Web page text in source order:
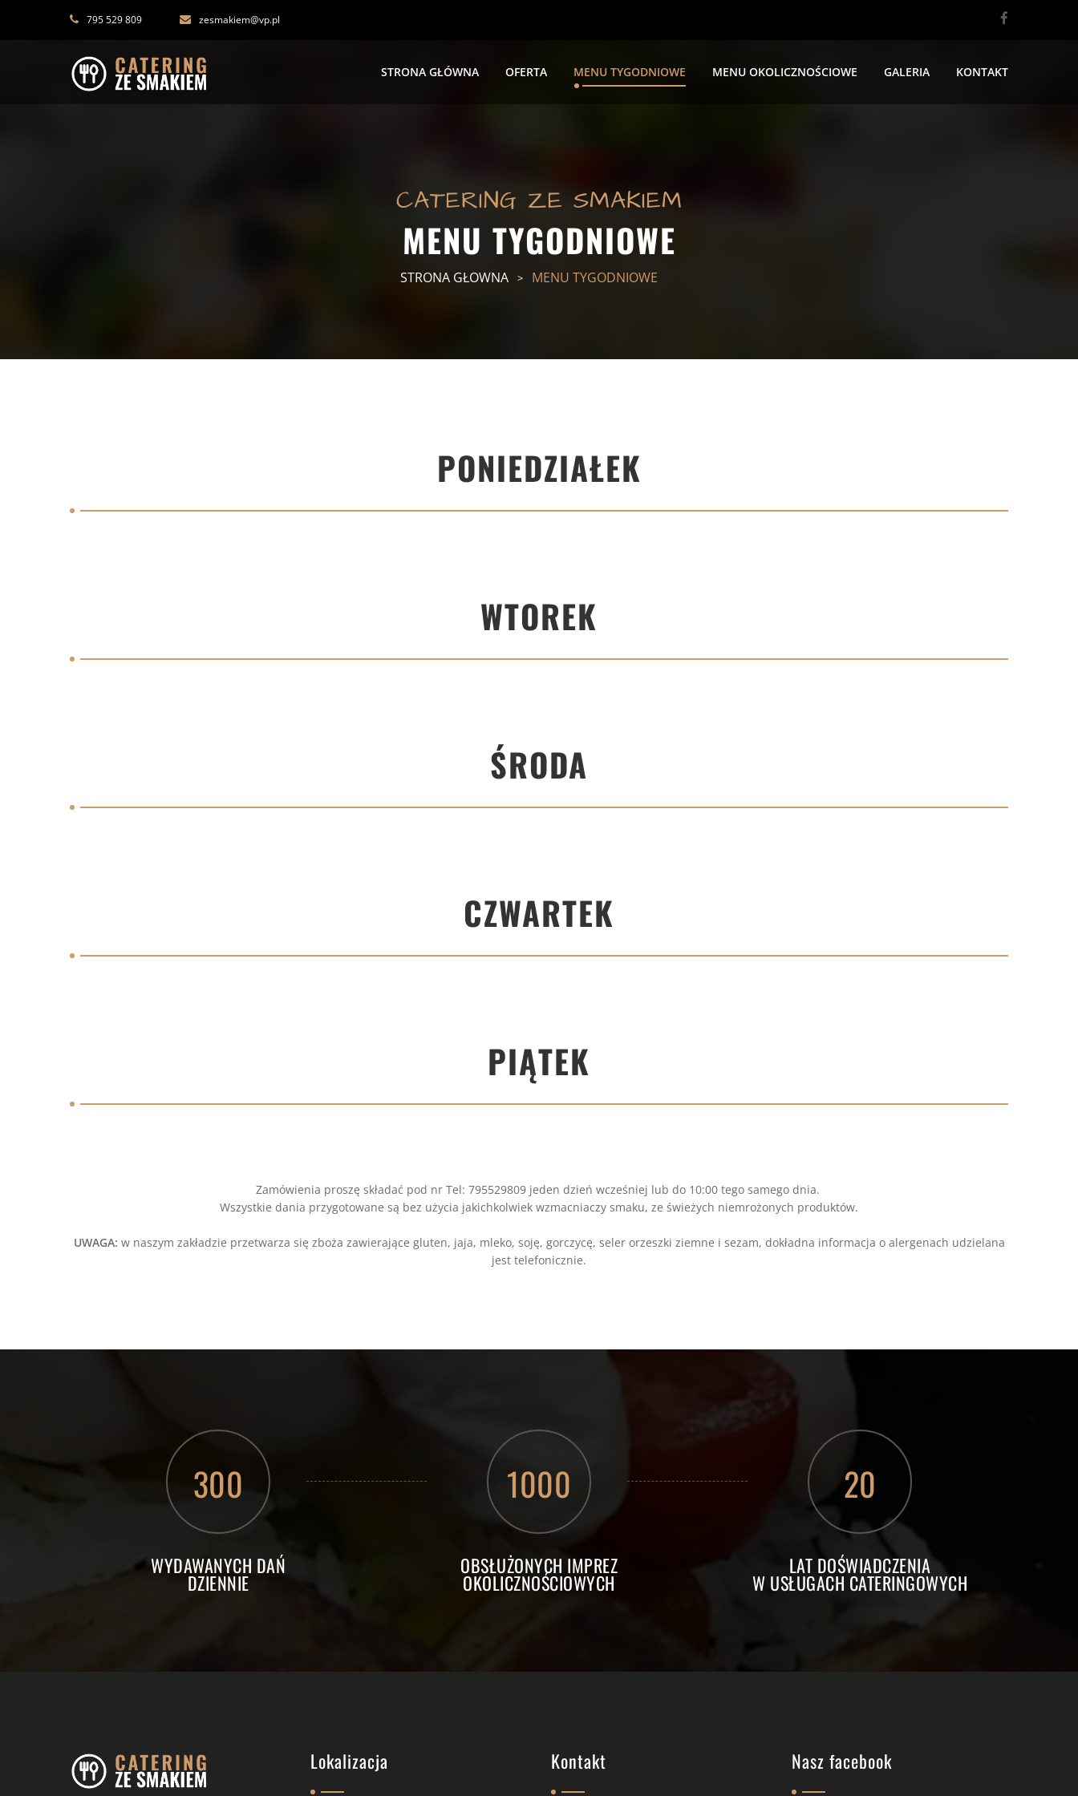
795 529 809 zesmakiem@vp.pl
Anem
Paweł
STRONA GŁÓWNA OFERTA MENU TYGODNIOWE MENU OKOLICZNOŚCIOWE GALERIA KONTAKT
CATERING ZE SMAKIEM
MENU TYGODNIOWE
STRONA GŁOWNA MENU TYGODNIOWE
PONIEDZIAŁEK
WTOREK
ŚRODA
CZWARTEK
PIĄTEK
Zamówienia proszę składać pod nr Tel: 795529809 jeden dzień wcześniej lub do 10:00 tego samego dnia.
Wszystkie dania przygotowane są bez użycia jakichkolwiek wzmacniaczy smaku, ze świeżych niemrożonych produktów.
UWAGA: w naszym zakładzie przetwarza się zboża zawierające gluten, jaja, mleko, soję, gorczycę, seler orzeszki ziemne i sezam, dokładna informacja o alergenach udzielana
jest telefonicznie.
300
WYDAWANYCH DAŃ
DZIENNIE
1000
OBSŁUŻONYCH IMPREZ
OKOLICZNOŚCIOWYCH
20
LAT DOŚWIADCZENIA
W USŁUGACH CATERINGOWYCH
Lokalizacja Kontakt Nasz facebook